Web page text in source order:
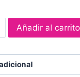
Añadir al carrito